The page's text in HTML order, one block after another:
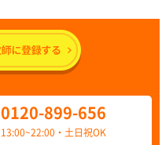
0120-899-656
13:00~22:00・土日祝OK